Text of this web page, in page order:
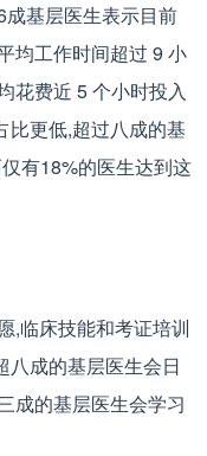
基层医生表示目前
均工作时间超过 9 小
花费近 5 个小时投入
比更低,超过八成的基
有18%的医生达到这
,临床技能和考证培训
八成的基层医生会日
成的基层医生会学习